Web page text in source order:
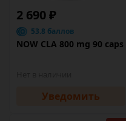
2 690 ₽
53.8 баллов
NOW CLA 800 mg 90 caps
Уведомить